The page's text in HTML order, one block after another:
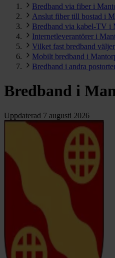
Bredband via fiber i
Anslut fiber till bostad i
Bredband via kabel-TV i
Internetleverantörer i
Vilket fast bredband
Mobilt bredband i
Bredband i andra
Bredband i
Uppdaterad 7 augusti 2026